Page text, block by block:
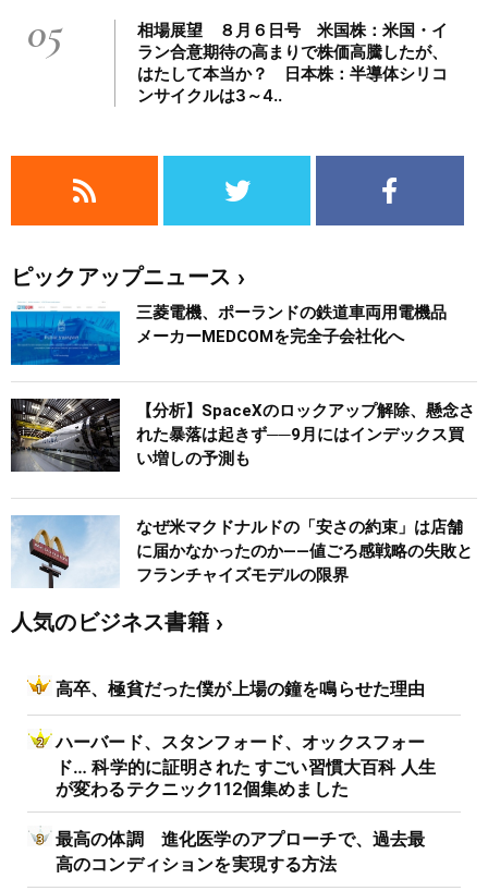
05
相場展望 ８月６日号 米国株：米国・イ
ラン合意期待の高まりで株価高騰したが、
はたして本当か？ 日本株：半導体シリコ
ンサイクルは3～4..
ピックアップニュース
三菱電機、ポーランドの鉄道車両用電機品
メーカーMEDCOMを完全子会社化へ
【分析】SpaceXのロックアップ解除、懸念さ
れた暴落は起きず──9月にはインデックス買
い増しの予測も
なぜ米マクドナルドの「安さの約束」は店舗
に届かなかったのか――値ごろ感戦略の失敗と
フランチャイズモデルの限界
人気のビジネス書籍
高卒、極貧だった僕が上場の鐘を鳴らせた理由
ハーバード、スタンフォード、オックスフォー
ド… 科学的に証明された すごい習慣大百科 人生
が変わるテクニック112個集めました
最高の体調 進化医学のアプローチで、過去最
高のコンディションを実現する方法